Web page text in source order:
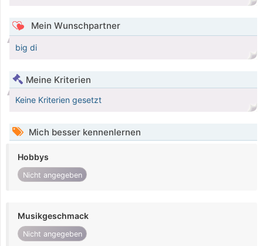
Mein Wunschpartner
big di
Meine Kriterien
Keine Kriterien gesetzt
Mich besser kennenlernen
Hobbys
Nicht angegeben
Musikgeschmack
Nicht angegeben